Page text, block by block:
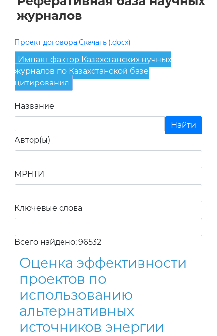
журналов
Проект договора Скачать (.docx)
Импакт фактор Казахстанских нучных
журналов по Казахстанской базе
цитирования
Название
Автор(ы)
МРНТИ
Ключевые слова
Всего найдено: 96532
Оценка эффективности
проектов по
использованию
альтернативных
источников энергии